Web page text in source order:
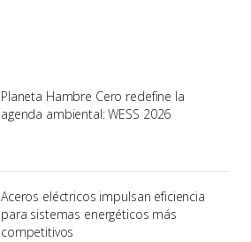
Planeta Hambre Cero redefine la
agenda ambiental: WESS 2026
Aceros eléctricos impulsan eficiencia
para sistemas energéticos más
competitivos